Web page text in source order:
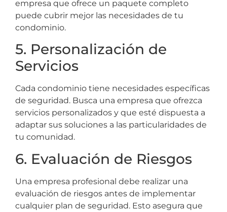
empresa que ofrece un paquete completo
puede cubrir mejor las necesidades de tu
condominio.
5. Personalización de
Servicios
Cada condominio tiene necesidades específicas
de seguridad. Busca una empresa que ofrezca
servicios personalizados y que esté dispuesta a
adaptar sus soluciones a las particularidades de
tu comunidad.
6. Evaluación de Riesgos
Una empresa profesional debe realizar una
evaluación de riesgos antes de implementar
cualquier plan de seguridad. Esto asegura que